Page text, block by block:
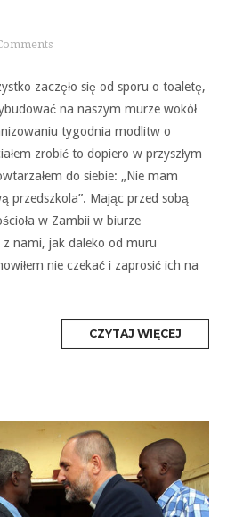
zaczęło się od sporu o toaletę,
na naszym murze wokół
tygodnia modlitw o
zrobić to dopiero w przyszłym
do siebie: „Nie mam
przedszkola”. Mając przed sobą
w Zambii w biurze
nami, jak daleko od muru
nie czekać i zaprosić ich na
CZYTAJ WIĘCEJ